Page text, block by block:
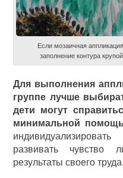
Если мозаичная
заполнение контура
Для выполнения
группе лучше
дети могут
минимальной
развивать чувство
результаты своего